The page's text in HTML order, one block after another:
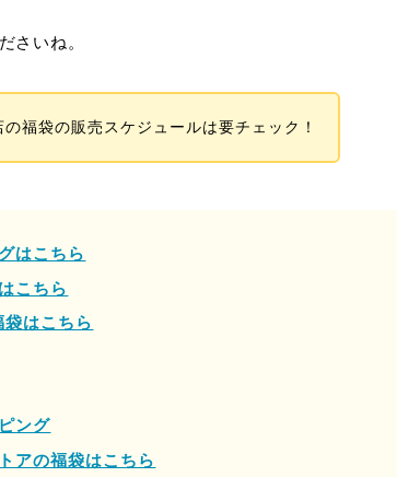
さいね。
福袋の販売スケジュールは要チェック！
はこちら
こちら
はこちら
ング
アの福袋はこちら